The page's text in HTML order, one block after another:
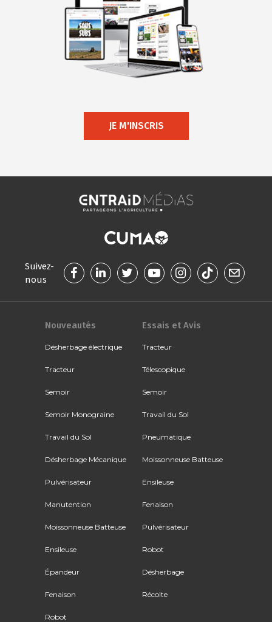
JE M'INSCRIS
Suivez-
nous
Nouveautés
Désherbage électrique
Tracteur
Semoir
Semoir Monograine
Travail du Sol
Désherbage Mécanique
Pulvérisateur
Manutention
Moissonneuse Batteuse
Ensileuse
Épandeur
Fenaison
Robot
Essais et Avis
Tracteur
Télescopique
Semoir
Travail du Sol
Pneumatique
Moissonneuse Batteuse
Ensileuse
Fenaison
Pulvérisateur
Robot
Désherbage
Récolte